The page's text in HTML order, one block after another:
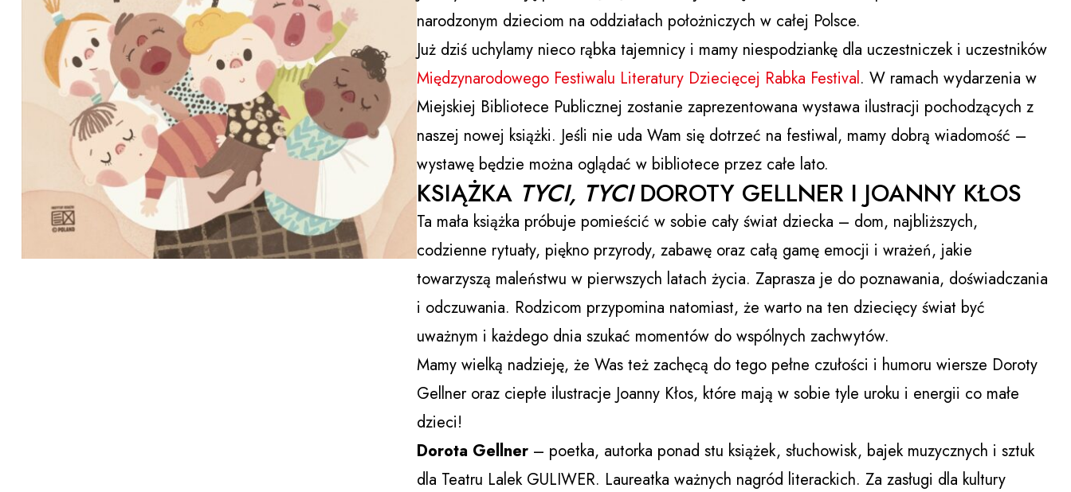
narodzonym dzieciom na oddziałach położniczych w całej Polsce.
Już dziś uchylamy nieco rąbka tajemnicy i mamy niespodziankę dla uczestniczek i uczestników
Międzynarodowego Festiwalu Literatury Dziecięcej Rabka Festival. W ramach wydarzenia w
Miejskiej Bibliotece Publicznej zostanie zaprezentowana wystawa ilustracji pochodzących z
naszej nowej książki. Jeśli nie uda Wam się dotrzeć na festiwal, mamy dobrą wiadomość –
wystawę będzie można oglądać w bibliotece przez całe lato.
KSIĄŻKA TYCI, TYCIDOROTY GELLNER I JOANNY KŁOS
Ta mała książka próbuje pomieścić w sobie cały świat dziecka – dom, najbliższych,
codzienne rytuały, piękno przyrody, zabawę oraz całą gamę emocji i wrażeń, jakie
towarzyszą maleństwu w pierwszych latach życia. Zaprasza je do poznawania, doświadczania
i odczuwania. Rodzicom przypomina natomiast, że warto na ten dziecięcy świat być
uważnym i każdego dnia szukać momentów do wspólnych zachwytów.
Mamy wielką nadzieję, że Was też zachęcą do tego pełne czułości i humoru wiersze Doroty
Gellner oraz ciepłe ilustracje Joanny Kłos, które mają w sobie tyle uroku i energii co małe
dzieci!
Dorota Gellner – poetka, autorka ponad stu książek, słuchowisk, bajek muzycznych i sztuk
dla Teatru Lalek GULIWER. Laureatka ważnych nagród literackich. Za zasługi dla kultury